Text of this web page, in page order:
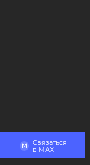
M
Связаться
в МАХ